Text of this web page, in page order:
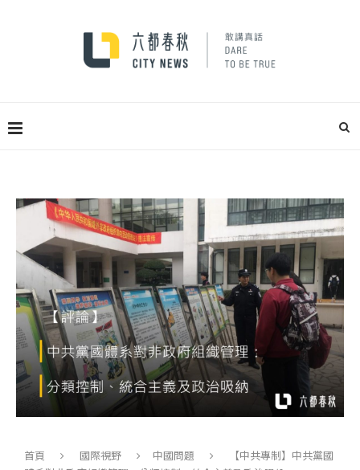
首頁 國際視野 中國問題
【中共專制】中共黨國